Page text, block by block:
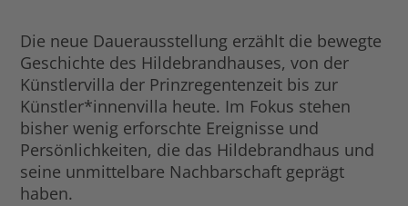
Die neue Dauerausstellung erzählt die bewegte
Geschichte des Hildebrandhauses, von der
Künstlervilla der Prinzregentenzeit bis zur
Künstler*innenvilla heute. Im Fokus stehen
bisher wenig erforschte Ereignisse und
Persönlichkeiten, die das Hildebrandhaus und
seine unmittelbare Nachbarschaft geprägt
haben.